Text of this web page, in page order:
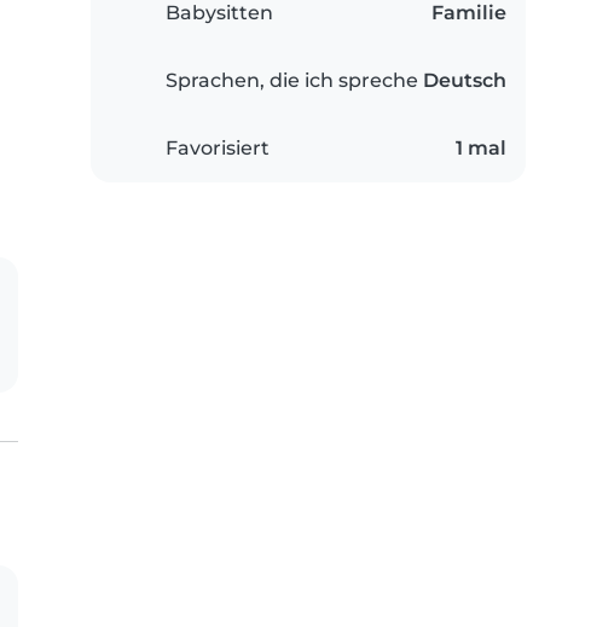
Babysitten
Familie
Sprachen, die ich spreche Deutsch
Favorisiert 1 mal